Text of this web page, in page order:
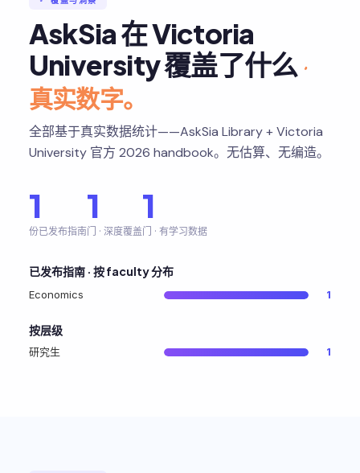
AskSia 在 Victoria
University 覆盖了什么 ·
真实数字。
全部基于真实数据统计——AskSia Library + Victoria
University 官方 2026 handbook。无估算、无编造。
1
份已发布指南
1
门 · 深度覆盖
1
门 · 有学习数据
已发布指南 · 按 faculty 分布
Economics 1
按层级
研究生 1